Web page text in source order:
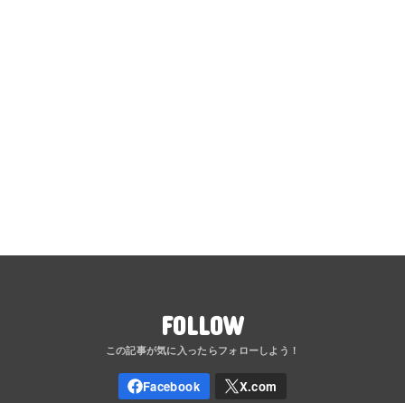
FOLLOW